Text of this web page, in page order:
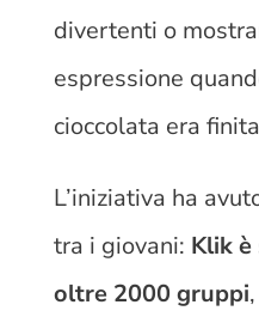
divertenti o
espressione
cioccolata era
L’iniziativa ha
tra i giovani: Klik
oltre 2000 gruppi